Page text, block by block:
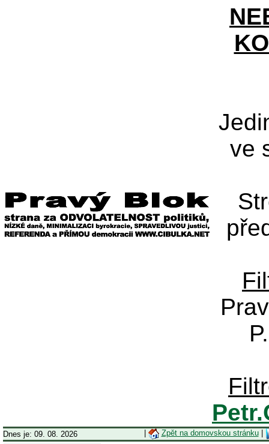
ve
Dnes je: 09. 08. 2026 Zpět na domovskou stránku|